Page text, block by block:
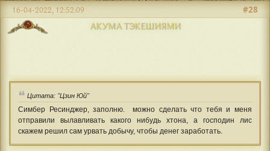
АКУМА ТЭКЕШИЯМИ
#28
16-04-2022, 12:52:09
Цитата: "Цзин Юй"
Симбер Ресинджер, заполню. можно сделать что тебя и меня
отправили вылавливать какого нибудь хтона, а господин лис
скажем решил сам урвать добычу, чтобы денег заработать.